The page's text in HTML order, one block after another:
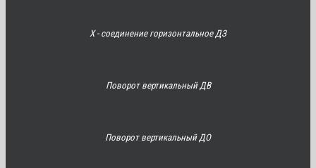
Х - соединение горизонтальное ДЗ
Поворот вертикальный ДВ
Поворот вертикальный ДО